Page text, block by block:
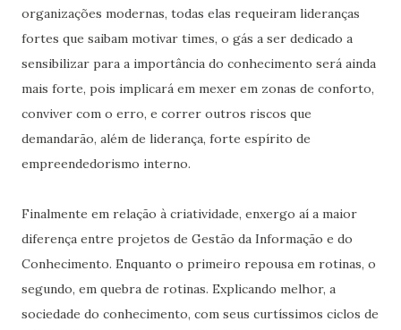
organizações modernas, todas elas requeiram lideranças
fortes que saibam motivar times, o gás a ser dedicado a
sensibilizar para a importância do conhecimento será ainda
mais forte, pois implicará em mexer em zonas de conforto,
conviver com o erro, e correr outros riscos que
demandarão, além de liderança, forte espírito de
empreendedorismo interno.
Finalmente em relação à criatividade, enxergo aí a maior
diferença entre projetos de Gestão da Informação e do
Conhecimento. Enquanto o primeiro repousa em rotinas, o
segundo, em quebra de rotinas. Explicando melhor, a
sociedade do conhecimento, com seus curtíssimos ciclos de